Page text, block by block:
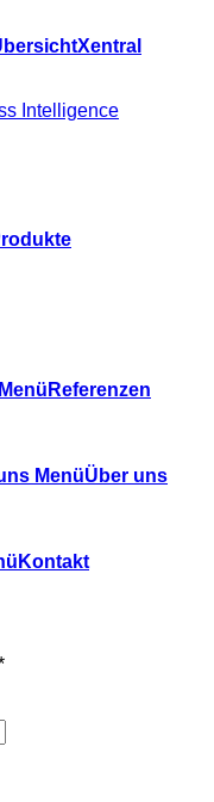
Xentral
Intelligence
Referenzen
Über uns
Kontakt
Erforderlich